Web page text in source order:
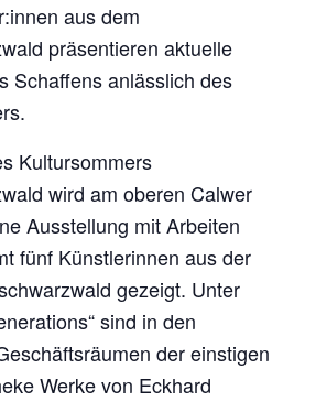
aus dem
präsentieren aktuelle
Schaffens anlässlich des
Kultursommers
wird am oberen Calwer
Ausstellung mit Arbeiten
fünf Künstlerinnen aus der
gezeigt. Unter
sind in den
der einstigen
Werke von Eckhard